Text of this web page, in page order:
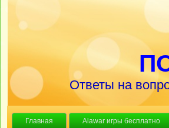
Ответы на
Главная Alawar игры бесплатно